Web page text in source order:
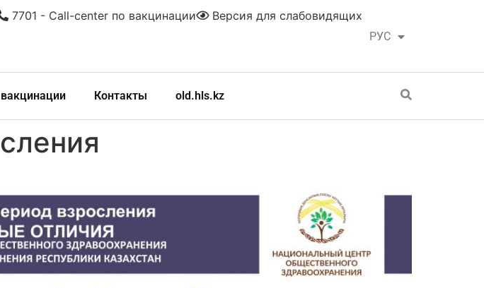
РУС
ҚАЗ
Версия для слабовидящих
7701 - Call-center по вакцинации
Контакты old.hls.kz